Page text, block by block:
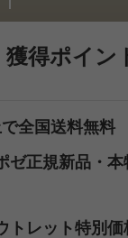
獲得ポイン
全国送料無料
ゼ正規新品・本
トレット特別価